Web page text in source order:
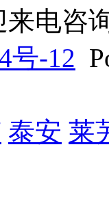
来电咨
号-12
泰安 莱